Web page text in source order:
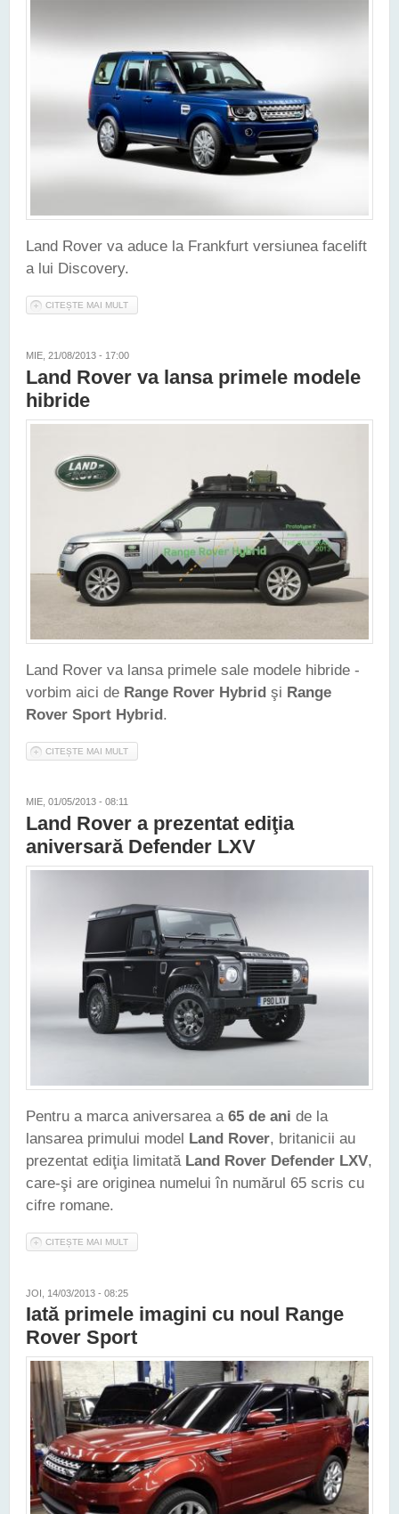
Land Rover va aduce la Frankfurt versiunea facelift
a lui Discovery.
CITEȘTE MAI MULT
MIE, 21/08/2013 - 17:00
Land Rover va lansa primele modele
hibride
Land Rover va lansa primele sale modele hibride -
vorbim aici de Range Rover Hybrid şi Range
Rover Sport Hybrid.
CITEȘTE MAI MULT
MIE, 01/05/2013 - 08:11
Land Rover a prezentat ediţia
aniversară Defender LXV
Pentru a marca aniversarea a 65 de ani de la
lansarea primului model Land Rover, britanicii au
prezentat ediţia limitată Land Rover Defender LXV,
care-şi are originea numelui în numărul 65 scris cu
cifre romane.
CITEȘTE MAI MULT
JOI, 14/03/2013 - 08:25
Iată primele imagini cu noul Range
Rover Sport